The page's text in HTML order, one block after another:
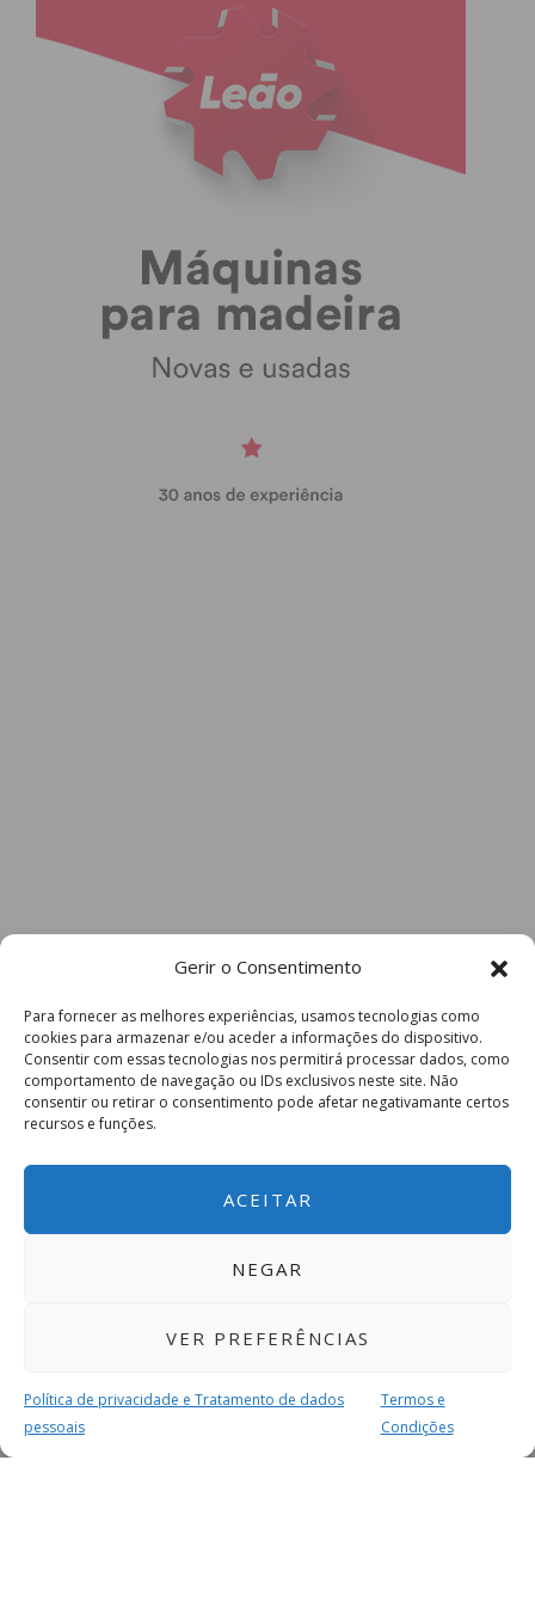
Gerir o Consentimento
Para fornecer as melhores experiências, usamos tecnologias como
cookies para armazenar e/ou aceder a informações do dispositivo.
Consentir com essas tecnologias nos permitirá processar dados, como
comportamento de navegação ou IDs exclusivos neste site. Não
consentir ou retirar o consentimento pode afetar negativamante certos
recursos e funções.
ACEITAR
NEGAR
VER PREFERÊNCIAS
Política de privacidade e Tratamento de dados
pessoais
Termos e
Condições